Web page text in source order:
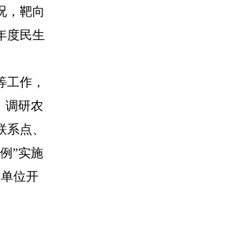
，靶向
度民生
作，
调研农
点、
”实施
位开